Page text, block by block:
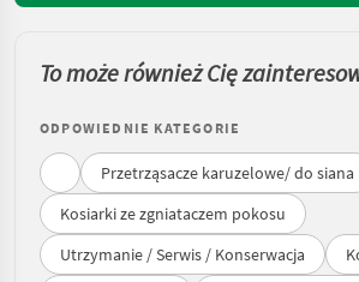
To może również Cię
ODPOWIEDNIE KATEGORIE
Przetrząsacze karuzelowe/ do siana
Kosiarki ze zgniataczem pokosu
Utrzymanie / Serwis / Konserwacja